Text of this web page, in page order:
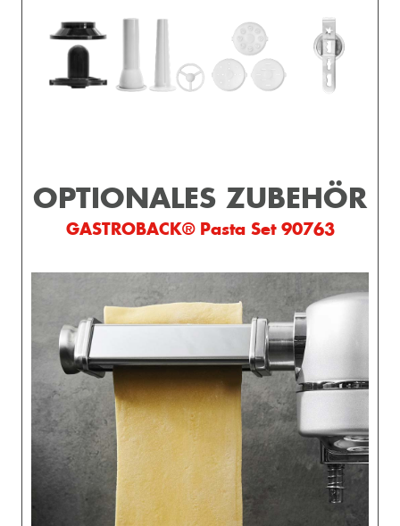
OPTIONALES ZUBEHÖR
GASTROBACK® Pasta Set 90763